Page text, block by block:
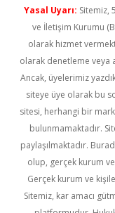
Yasal Uyarı: Sitemiz,
ve İletişim Kurumu
olarak hizmet
olarak denetleme veya
Ancak, üyelerimiz
siteye üye olarak bu
sitesi, herhangi bir
bulunmamaktadır.
paylaşılmaktadır.
olup, gerçek kurum
Gerçek kurum ve
Sitemiz, kar amacı